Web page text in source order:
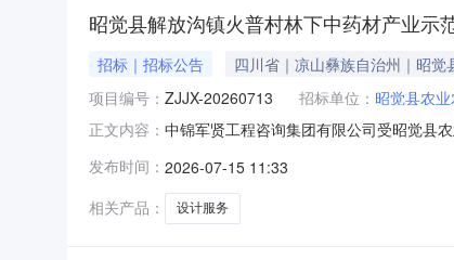
昭觉县解放沟镇火普村林下中药材产业示
招标｜招标公告 四川省｜凉山彝族自治州｜昭觉
项目编号： ZJJX-20260713 招标单位： 昭觉县农
正文内容： 中锦军贤工程咨询集团有限公司受昭觉县
购项目3、采购人：昭觉县农业农村局4、
容：昭觉县解放沟
发布时间： 2026-07-15 11:33
相关产品：
设计服务